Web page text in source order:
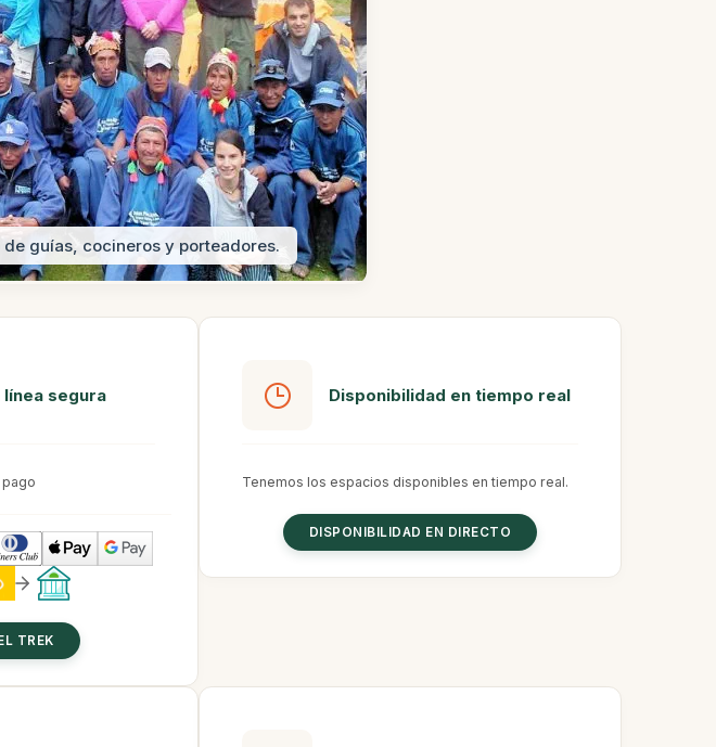
guías, cocineros y porteadores.
línea segura
TREK
Disponibilidad en tiempo real
Tenemos los espacios disponibles en tiempo real.
DISPONIBILIDAD EN DIRECTO